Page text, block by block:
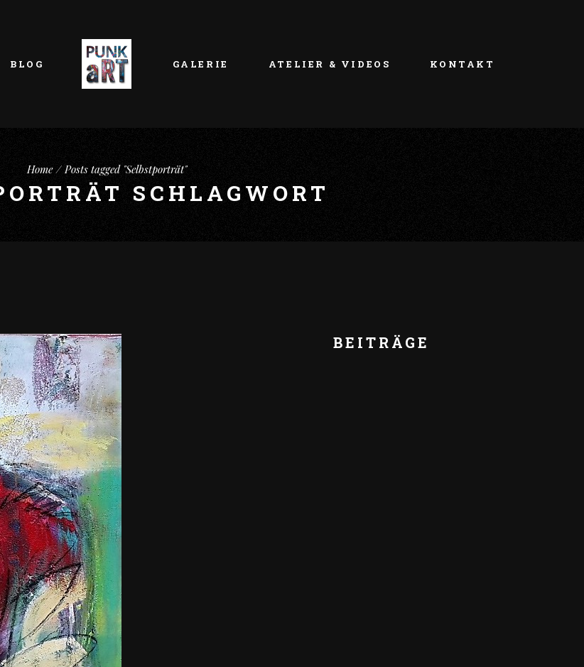
BLOG GALERIE ATELIER & VIDEOS KONTAKT
Home Posts tagged "Selbstporträt"
SCHLAGWORT
BEITRÄGE